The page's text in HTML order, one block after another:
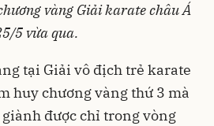
vàng Giải karate châu Á
5 vừa qua.
tại Giải vô địch trẻ karate
huy chương vàng thứ 3 mà
được chỉ trong vòng